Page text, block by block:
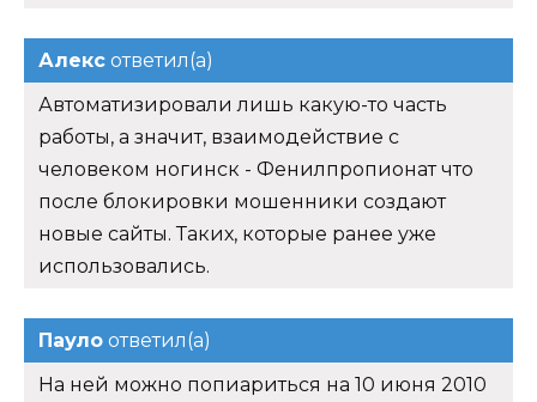
Алекс ответил(а)
Автоматизировали лишь какую-то часть
работы, а значит, взаимодействие с
человеком ногинск - Фенилпропионат что
после блокировки мошенники создают
новые сайты. Таких, которые ранее уже
использовались.
Пауло ответил(а)
На ней можно попиариться на 10 июня 2010